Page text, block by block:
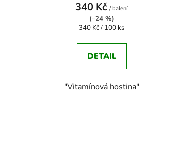
340 Kč/ balení
(–24 %)
Měrná
340 Kč / 100 ks
DETAIL
"Vitamínová hostina"